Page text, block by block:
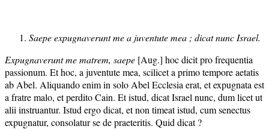
Saepe expugnaverunt me a juventute mea ; dicat nunc Israel.
Expugnaverunt me matrem, saepe [Aug.] hoc dicit pro frequentia
passionum. Et hoc, a juventute mea, scilicet a primo tempore aetatis
ab Abel. Aliquando enim in solo Abel Ecclesia erat, et expugnata est
a fratre malo, et perdito Cain. Et istud, dicat Israel nunc, dum licet ut
alii instruantur. Istud ergo dicat, et non timeat istud, cum senectus
expugnatur, consolatur se de praeteritis. Quid dicat ?